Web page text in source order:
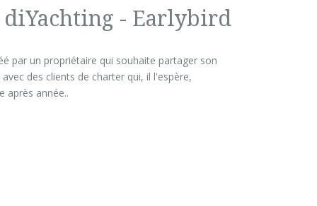
- Earlybird
par un propriétaire qui souhaite partager son
des clients de charter qui, il l'espère,
après année..